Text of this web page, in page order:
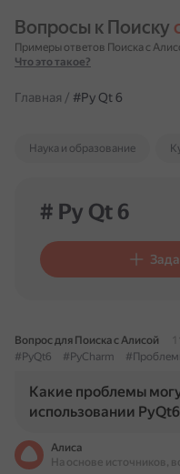
Вопросы к Поиску
Примеры ответов Поиска с
Что это такое?
Главная / #Py Qt 6
Наука и образование
# Py Qt 6
Вопрос для Поиска с Алисой
#PyQt6
#PyCharm
Какие проблемы
использовании
Алиса
На основе источников,